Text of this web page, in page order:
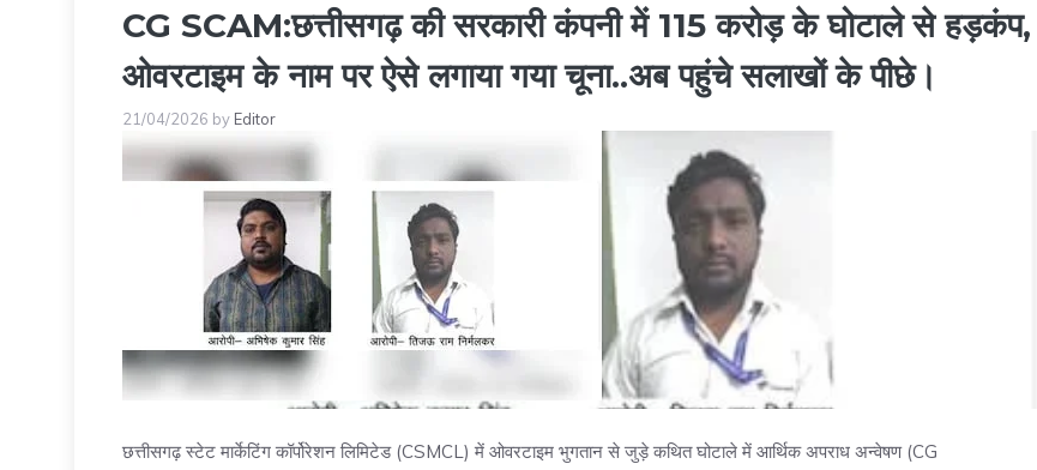
CG SCAM:छत्तीसगढ़ की सरकारी कंपनी में 115 करोड़ के घोटाले से हड़कंप,
ओवरटाइम के नाम पर ऐसे लगाया गया चूना..अब पहुंचे सलाखों के पीछे।
21/04/2026 by Editor
छत्तीसगढ़ स्टेट मार्केटिंग कॉर्पोरेशन लिमिटेड (CSMCL) में ओवरटाइम भुगतान से जुड़े कथित घोटाले में आर्थिक अपराध अन्वेषण (CG